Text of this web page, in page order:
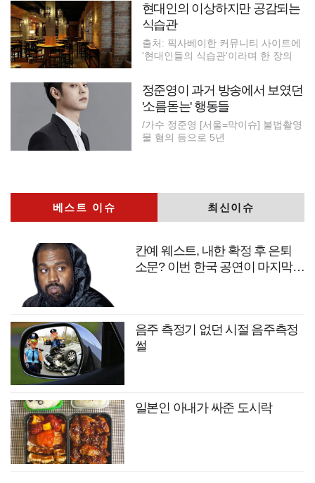
현대인의 이상하지만 공감되는
식습관
출처: 픽사베이한 커뮤니티 사이트에
'현대인들의 식습관'이라며 한 장의
정준영이 과거 방송에서 보였던
'소름돋는' 행동들
/가수 정준영 [서울=막이슈] 불법촬영
물 혐의 등으로 5년
베스트 이슈 최신이슈
칸예 웨스트, 내한 확정 후 은퇴
소문? 이번 한국 공연이 마지막
음주 측정기 없던 시절 음주측정
썰
일본인 아내가 싸준 도시락